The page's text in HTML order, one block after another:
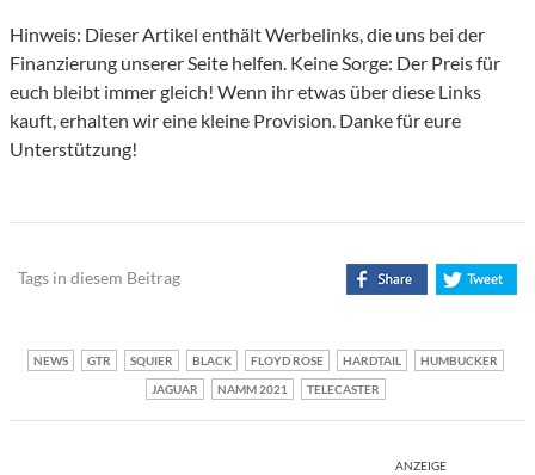
Hinweis: Dieser Artikel enthält Werbelinks, die uns bei der
Finanzierung unserer Seite helfen. Keine Sorge: Der Preis für
euch bleibt immer gleich! Wenn ihr etwas über diese Links
kauft, erhalten wir eine kleine Provision. Danke für eure
Unterstützung!
Tags in diesem Beitrag
NEWS GTR SQUIER BLACK FLOYD ROSE HARDTAIL
HUMBUCKER
JAGUAR
NAMM 2021 TELECASTER
ANZEIGE